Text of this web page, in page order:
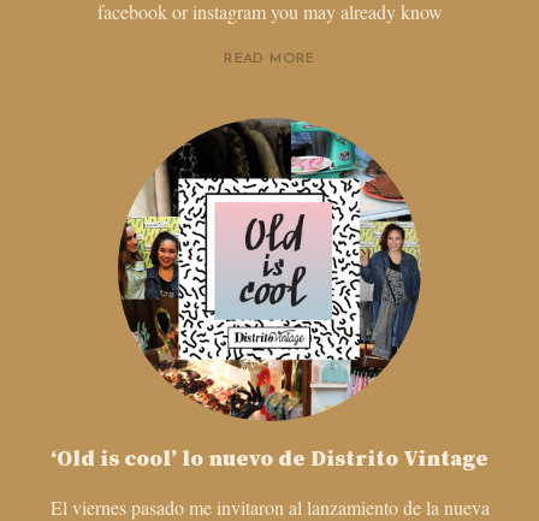
facebook or instagram you may already know
READ MORE
‘Old is cool’ lo nuevo de Distrito Vintage
El viernes pasado me invitaron al lanzamiento de la nueva